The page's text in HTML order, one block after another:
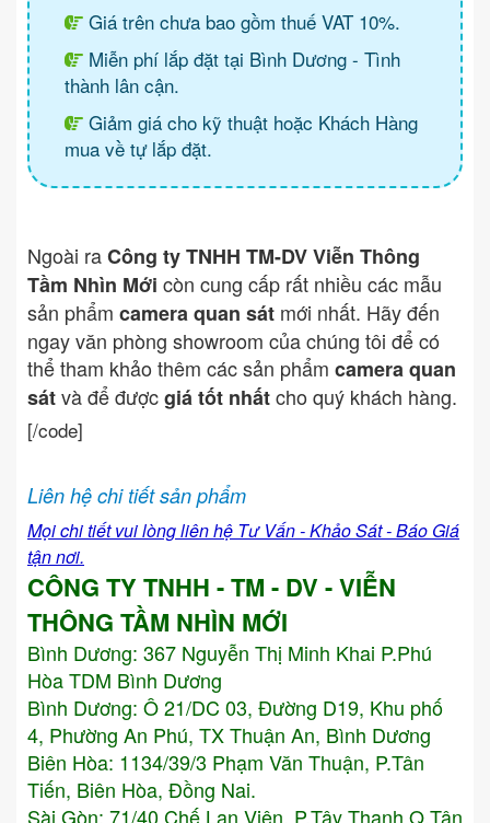
Giá trên chưa bao gồm thuế VAT 10%.
Miễn phí lắp đặt tại Bình Dương - Tình
thành lân cận.
Giảm giá cho kỹ thuật hoặc Khách Hàng
mua về tự lắp đặt.
Ngoài raCông ty TNHH TM-DV Viễn Thông
Tầm Nhìn Mới còn cung cấp rất nhiều các mẫu
sản phẩm camera quan sát mới nhất. Hãy đến
ngay văn phòng showroom của chúng tôi để có
thể tham khảo thêm các sản phẩm camera quan
sátvà để đượcgiá tốt nhấtcho quý khách hàng.
[/code]
Liên hệ chi tiết sản phẩm
Mọi chi tiết vui lòng liên hệ Tư Vấn - Khảo Sát - Báo Giá
tận nơi.
CÔNG TY TNHH - TM - DV - VIỄN
THÔNG TẦM NHÌN MỚI
Bình Dương: 367 Nguyễn Thị Minh Khai P.Phú
Hòa TDM Bình Dương
Bình Dương: Ô 21/DC 03, Đường D19, Khu phố
4, Phường An Phú, TX Thuận An, Bình Dương
Biên Hòa: 1134/39/3 Phạm Văn Thuận, P.Tân
Tiến, Biên Hòa, Đồng Nai.
Sài Gòn: 71/40 Chế Lan Viên, P.Tây Thạnh Q.Tân